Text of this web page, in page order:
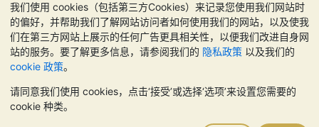
我们使用 cookies（包括第三方Cookies）来记录您使用我们网站时
的偏好，并帮助我们了解网站访问者如何使用我们的网站，以及使我
们在第三方网站上展示的任何广告更具相关性，以便我们改进自身网
站的服务。要了解更多信息，请参阅我们的 隐私政策 以及我们的
cookie 政策。
请同意我们使用 cookies，点击‘接受’或选择‘选项’来设置您需要的
cookie 种类。
办公时间:
9am to 8:30pm (英国时间), 周一至周五
Galmarley Ltd T/A BullionVault
3 Shortlands (7th Floor)
London
W6 8DA